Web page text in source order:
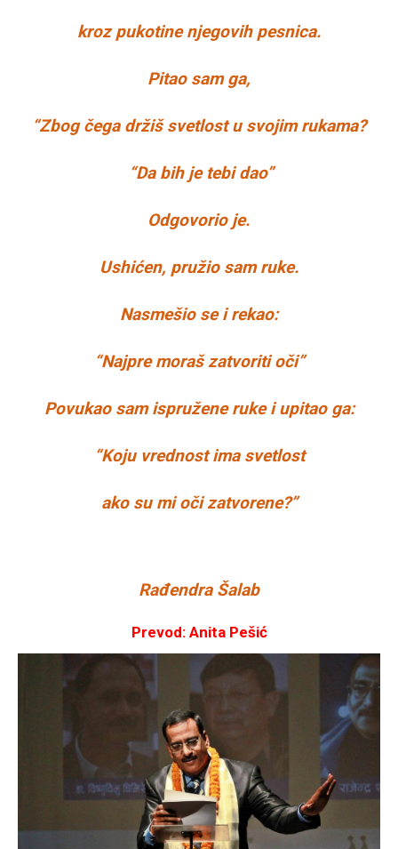
kroz pukotine njegovih pesnica.
Pitao sam ga,
“Zbog čega držiš svetlost u svojim rukama?
“Da bih je tebi dao”
Odgovorio je.
Ushićen, pružio sam ruke.
Nasmešio se i rekao:
“Najpre moraš zatvoriti oči”
Povukao sam ispružene ruke i upitao ga:
“Koju vrednost ima svetlost
ako su mi oči zatvorene?”
Rađendra Šalab
Prevod: Anita Pešić